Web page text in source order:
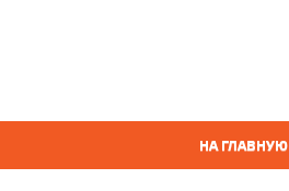
НА ГЛАВНУЮ